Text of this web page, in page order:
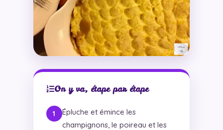
On y va, étape par étape
Épluche et émince les
champignons, le poireau et les